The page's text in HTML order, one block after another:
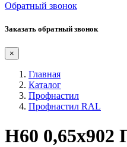
Обратный звонок
Заказать обратный звонок
×
Главная
Каталог
Профнастил
Профнастил RAL
Н60 0,65x902